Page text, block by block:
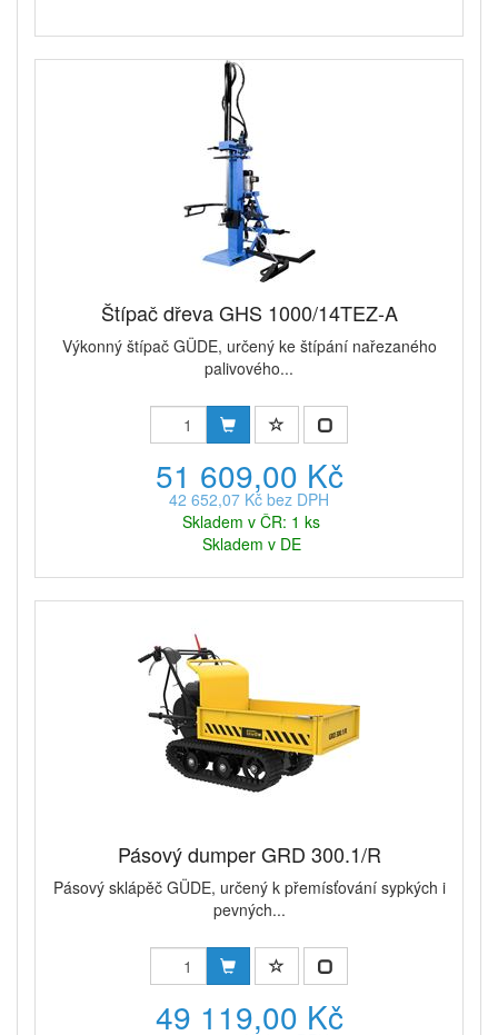
Štípač dřeva GHS 1000/14TEZ-A
Výkonný štípač GÜDE, určený ke štípání nařezaného
palivového...
51 609,00 Kč
42 652,07 Kč bez DPH
Skladem v ČR: 1 ks
Skladem v DE
Pásový dumper GRD 300.1/R
Pásový sklápěč GÜDE, určený k přemísťování sypkých i
pevných...
49 119,00 Kč